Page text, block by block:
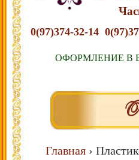
0(97)374-32-14
ОФОРМЛЕНИЕ В
Перейти к
Главная ›